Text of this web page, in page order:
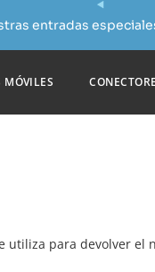
entradas
MÓVILES
utiliza para devolver el